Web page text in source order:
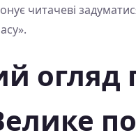
читачеві
огляд